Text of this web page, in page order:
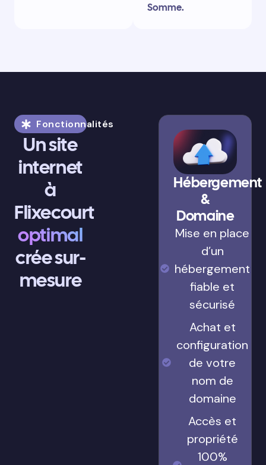
Somme.
Fonctionnalités
Un site
internet
à
Flixecourt
optimal
crée sur-
mesure
Hébergement
&
Domaine
Mise en place
d’un
hébergement
fiable et
sécurisé
Achat et
configuration
de votre
nom de
domaine
Accès et
propriété
100%